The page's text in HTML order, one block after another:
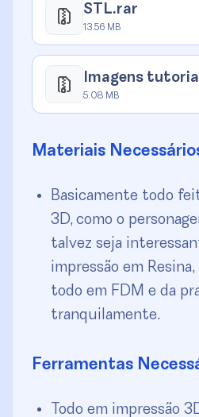
STL.rar
13.56 MB
Imagens
5.08 MB
Materiais
Basicamente todo
3D, como o
talvez seja
impressão em
todo em FDM e da
tranquilamente.
Ferramentas
Todo em impressão